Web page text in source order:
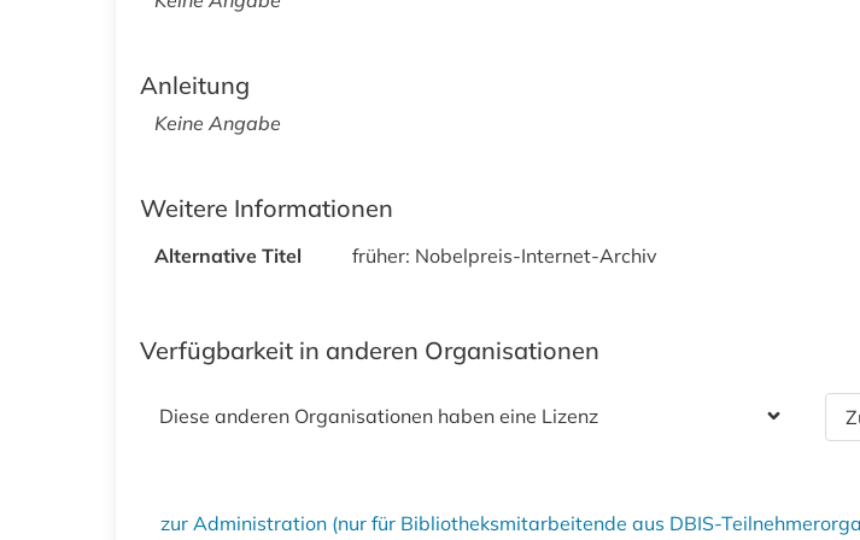
Anleitung
Keine Angabe
Weitere Informationen
Alternative Titel früher: Nobelpreis-Internet-Archiv
Verfügbarkeit in anderen Organisationen
Diese anderen Organisationen haben eine Lizenz
zur Administration (nur für Bibliotheksmitarbeitende aus DBIS-